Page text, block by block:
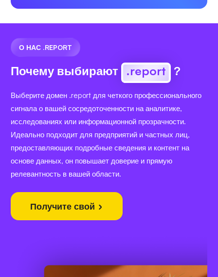
О НАС .REPORT
Почему выбирают .report ?
Выберите домен .report для четкого профессионального
сигнала о вашей сосредоточенности на аналитике,
исследованиях или информационной прозрачности.
Идеально подходит для предприятий и частных лиц,
предоставляющих подробные сведения и контент на
основе данных, он повышает доверие и прямую
релевантность в вашей области.
Получите свой